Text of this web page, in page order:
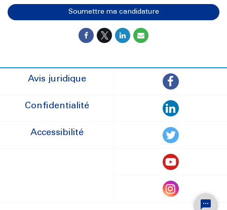
Soumettre ma candidature
Avis juridique
Confidentialité
Accessibilité